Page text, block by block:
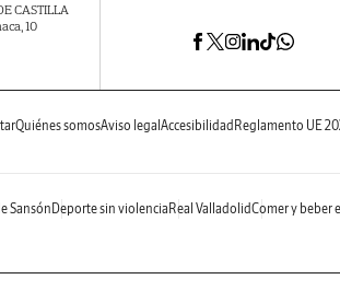
CASTILLA
10
Quiénes somosAviso legal Accesibilidad Reglamento UE
Sansón Deporte sin violencia Real ValladolidComer y beber